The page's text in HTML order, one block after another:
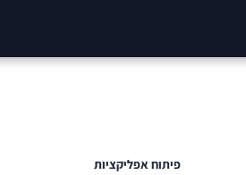
פיתוח אפליקציות